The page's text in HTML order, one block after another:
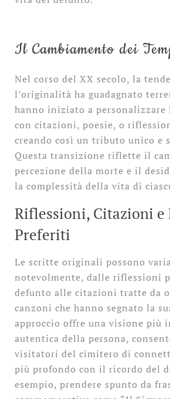
Il Cambiamento dei
Nel corso del XX secolo, la
l’originalità ha guadagnato
hanno iniziato a personalizzare
con citazioni, poesie, o
creando così un tributo unico e
Questa transizione riflette il
percezione della morte e il
la complessità della vita di
Riflessioni, Citazioni e
Preferiti
Le scritte originali possono
notevolmente, dalle riflessioni
defunto alle citazioni tratte da
canzoni che hanno segnato la
approccio offre una visione più
autentica della persona,
visitatori del cimitero di
più profondo con il ricordo del
esempio, prendere spunto da